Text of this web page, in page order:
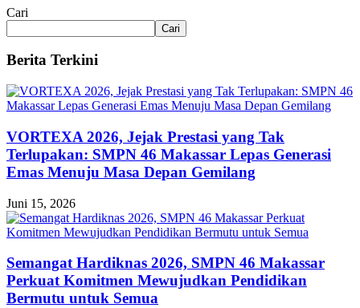
Cari
Cari
Berita Terkini
VORTEXA 2026, Jejak Prestasi yang Tak
Terlupakan: SMPN 46 Makassar Lepas Generasi
Emas Menuju Masa Depan Gemilang
Juni 15, 2026
Semangat Hardiknas 2026, SMPN 46 Makassar
Perkuat Komitmen Mewujudkan Pendidikan
Bermutu untuk Semua